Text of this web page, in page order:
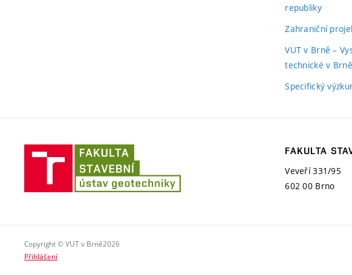
republiky
Zahraniční
VUT v Brně –
technické v Brně
Specifický
FAKULTA
Veveří 331/95
602 00 Brno
Copyright © VUT v Brně2026
Přihlášení